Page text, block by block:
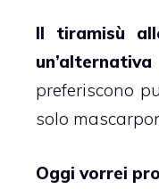
Il tiramisù
preferiscono
solo
Oggi vorrei